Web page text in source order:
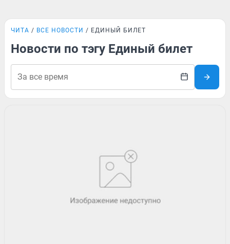
ЧИТА ВСЕ НОВОСТИ ЕДИНЫЙ БИЛЕТ
Новости по тэгу Единый билет